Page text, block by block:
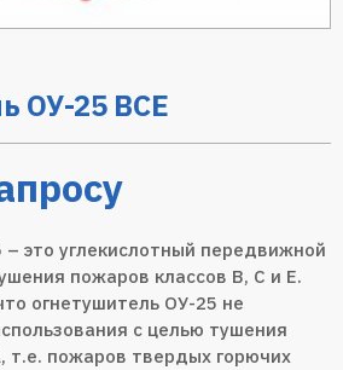
ОУ-25 BCE
это углекислотный передвижной
пожаров классов В, С и Е.
огнетушитель ОУ-25 не
с целью тушения
т.е. пожаров твердых горючих